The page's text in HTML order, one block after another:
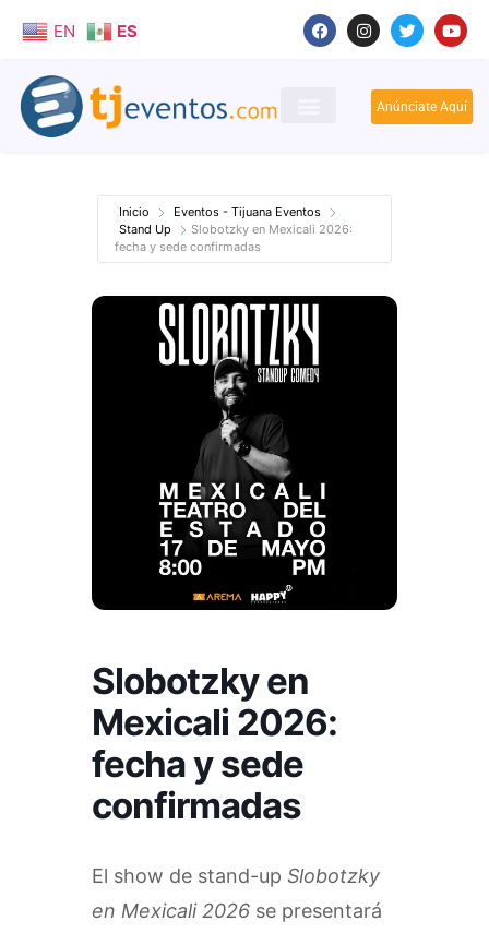
EN ES
Anúnciate Aquí
Inicio
Eventos - Tijuana Eventos
Stand Up
Slobotzky en Mexicali 2026:
fecha y sede confirmadas
Slobotzky en
Mexicali 2026:
fecha y sede
confirmadas
El show de stand-up Slobotzky
en Mexicali 2026 se presentará